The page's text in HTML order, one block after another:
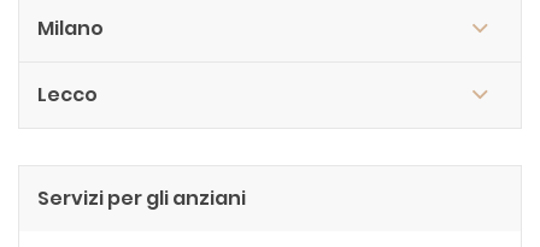
Milano
Lecco
Servizi per gli anziani